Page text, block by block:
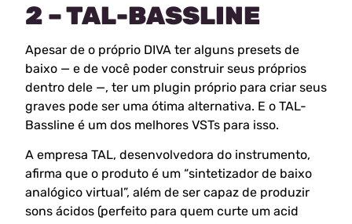
2 – TAL-BASSLINE
Apesar de o próprio DIVA ter alguns presets de
baixo — e de você poder construir seus próprios
dentro dele —, ter um plugin próprio para criar seus
graves pode ser uma ótima alternativa. E o TAL-
Bassline é um dos melhores VSTs para isso.
A empresa TAL, desenvolvedora do instrumento,
afirma que o produto é um “sintetizador de baixo
analógico virtual”, além de ser capaz de produzir
sons ácidos (perfeito para quem curte um acid